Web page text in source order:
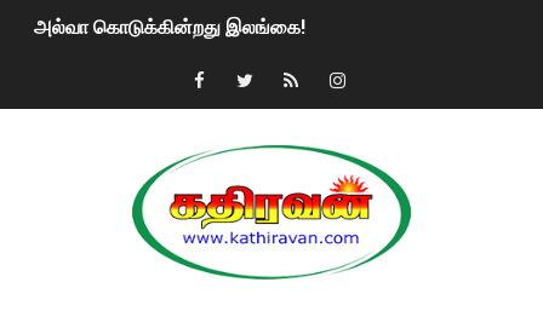
அல்வா கொடுக்கின்றது இலங்கை!
2ஆம் நாள் உக்ரைன் யுத்தம்!! எங்களைத் தனிமையில்
மகிந்த ராஜபக்சே பதவி விலக திட்டம்?
ரவுடி பேபிக்கு நடந்த தரமான சம்பவம்.. ஆபாச வீடியோக்களால்